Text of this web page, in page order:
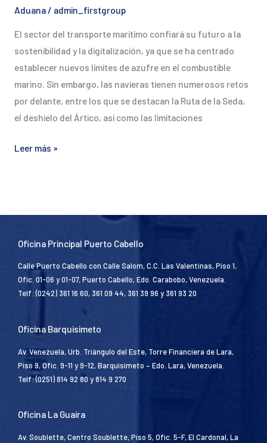
Aduana/ admin_firstgroup
El sector del transporte marítimo confiará su futuro a la
sostenibilidad y la digitalización, ya que se ha centrado
establecer nuevos límites de azufre en el combustible
marino. Sin embargo, las navieras tienen numerosos retos
por delante, entre los que se destacan la Ruta de la Seda,
el deshielo del Ártico, así como las limitaciones
Leer más »
Oficina Principal Puerto Cabello
Calle Puerto Cabello con Calle Salom, C.C. Las Valentinas, Piso 1,
Ofic. 01-06 y 01-07, Puerto Cabello, Edo. Carabobo, Venezuela.
Telf: (0242) 361 16 60, 361 09 44, 361 39 96 y 361 93 20
Oficina Barquisimeto
Av. Venezuela, Urb. Triángulo del Este, Torre Financiera de Lara,
Piso 9, Ofic. 9-11 y 9-12, Barquisimeto – Edo. Lara, Venezuela.
Telf: (0251) 814 92 80 y 814 9 270
Oficina La Guaira
Av. Soublette, Centro Soublette, Piso 5, Ofic. 5-F, El Cardonal, La